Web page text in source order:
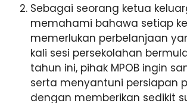
Sebagai seorang ketua
memahami bahawa setiap
memerlukan perbelanjaan
kali sesi persekolahan
tahun ini, pihak MPOB ingin
serta menyantuni persiapan
dengan memberikan sedikit